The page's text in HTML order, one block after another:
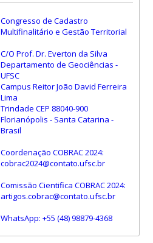
Congresso de Cadastro
Multifinalitário e Gestão Territorial
C/O Prof. Dr. Everton da Silva
Departamento de Geociências -
UFSC
Campus Reitor João David Ferreira
Lima
Trindade CEP 88040-900
Florianópolis - Santa Catarina -
Brasil
Coordenação COBRAC 2024:
cobrac2024@contato.ufsc.br
Comissão Cientifica COBRAC 2024:
artigos.cobrac@contato.ufsc.br
WhatsApp: +55 (48) 98879-4368